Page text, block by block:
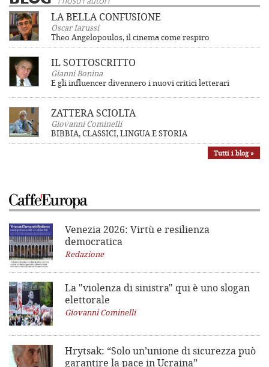
LA BELLA CONFUSIONE
Oscar Iarussi
Theo Angelopoulos, il cinema come respiro
IL SOTTOSCRITTO
Gianni Bonina
E gli influencer divennero i nuovi critici letterari
ZATTERA SCIOLTA
Giovanni Cominelli
BIBBIA, CLASSICI, LINGUA E STORIA
Tutti i blog »
Venezia 2026: Virtù e resilienza
democratica
Redazione
La "violenza di sinistra" qui è uno slogan
elettorale
Giovanni Cominelli
Hrytsak: “Solo un’unione di sicurezza può
garantire la pace in Ucraina”